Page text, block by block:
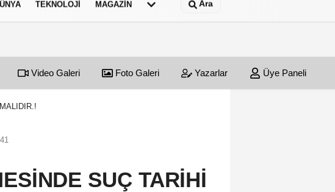
TEKNOLOJI MAGAZIN Ara
Video Galeri Foto Galeri Yazarlar Üye Paneli
SUÇ TARİHİ